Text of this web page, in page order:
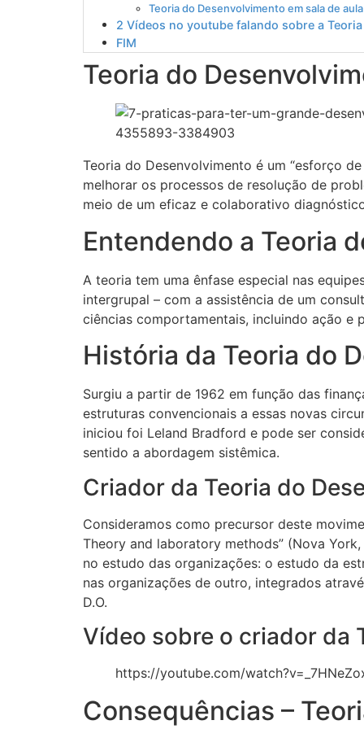
Teoria do Desenvolvimento em sala de aula
2 Vídeos no youtube falando sobre a
FIM
Teoria do
Teoria do Desenvolvimento é um “esforço
melhorar os processos de resolução de
meio de um eficaz e colaborativo
Entendendo a Teoria
A teoria tem uma ênfase especial nas
intergrupal – com a assistência de um
ciências comportamentais, incluindo ação e
História da Teoria do
Surgiu a partir de 1962 em função das
estruturas convencionais a essas novas
iniciou foi Leland Bradford e pode ser
sentido a abordagem sistêmica.
Criador da Teoria do
Consideramos como precursor deste
Theory and laboratory methods” (Nova
no estudo das organizações: o estudo da
nas organizações de outro, integrados
D.O.
Vídeo sobre o criador da
https://youtube.com/
Consequências –